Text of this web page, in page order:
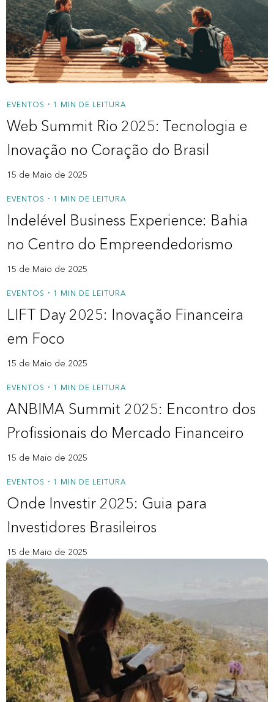
Novidades
Para você
Crédito Consignado Privado
Saque Aniversário FGTS
Para a sua empresa
Crédito Pessoa Jurídica
A Zipdin
Sobre a Zipdin
Política de privacidade
Nossos Redatores
EVENTOS • 1 MIN DE LEITURA
Web Summit Rio 2025: Tecnologia e
Inovação no Coração do Brasil
15 de Maio de 2025
EVENTOS • 1 MIN DE LEITURA
Indelével Business Experience: Bahia
no Centro do Empreendedorismo
15 de Maio de 2025
EVENTOS • 1 MIN DE LEITURA
LIFT Day 2025: Inovação Financeira
em Foco
15 de Maio de 2025
EVENTOS • 1 MIN DE LEITURA
ANBIMA Summit 2025: Encontro dos
Profissionais do Mercado Financeiro
15 de Maio de 2025
EVENTOS • 1 MIN DE LEITURA
Onde Investir 2025: Guia para
Investidores Brasileiros
15 de Maio de 2025